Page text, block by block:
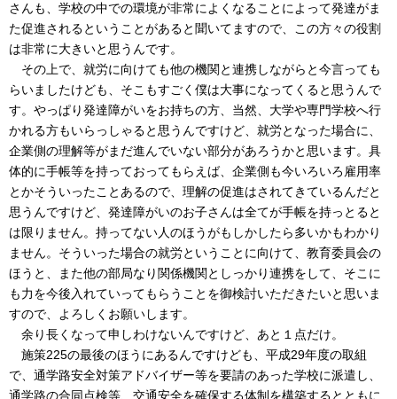
さんも、学校の中での環境が非常によくなることによって発達がま
た促進されるということがあると聞いてますので、この方々の役割
は非常に大きいと思うんです。
その上で、就労に向けても他の機関と連携しながらと今言っても
らいましたけども、そこもすごく僕は大事になってくると思うんで
す。やっぱり発達障がいをお持ちの方、当然、大学や専門学校へ行
かれる方もいらっしゃると思うんですけど、就労となった場合に、
企業側の理解等がまだ進んでいない部分があろうかと思います。具
体的に手帳等を持っておってもらえば、企業側も今いろいろ雇用率
とかそういったことあるので、理解の促進はされてきているんだと
思うんですけど、発達障がいのお子さんは全てが手帳を持っとると
は限りません。持ってない人のほうがもしかしたら多いかもわかり
ません。そういった場合の就労ということに向けて、教育委員会の
ほうと、また他の部局なり関係機関としっかり連携をして、そこに
も力を今後入れていってもらうことを御検討いただきたいと思いま
すので、よろしくお願いします。
余り長くなって申しわけないんですけど、あと１点だけ。
施策225の最後のほうにあるんですけども、平成29年度の取組
で、通学路安全対策アドバイザー等を要請のあった学校に派遣し、
通学路の合同点検等、交通安全を確保する体制を構築するとともに